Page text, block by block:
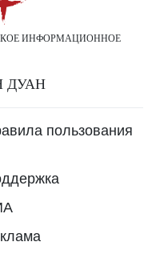
ИНФОРМАЦИОННОЕ
ДУАН
пользования